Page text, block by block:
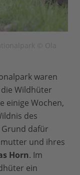
waren
Wildhüter
einige Wochen,
des
dafür
und ihres
Horn. Im
ein